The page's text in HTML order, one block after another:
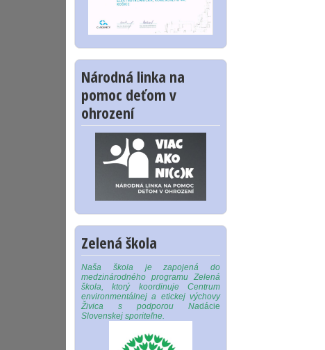
Národná linka na
pomoc deťom v
ohrození
Zelená škola
Naša škola je zapojená do
medzinárodného programu Zelená
škola, ktorý koordinuje Centrum
environmentálnej a etickej výchovy
Živica s podporou Nadácie
Slovenskej sporiteľne.